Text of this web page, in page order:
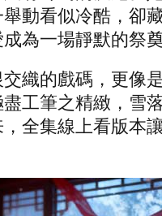
動看似冷酷，卻
為一場靜默的祭奠
織的戲碼，更像
工筆之精緻，雪
全集線上看版本